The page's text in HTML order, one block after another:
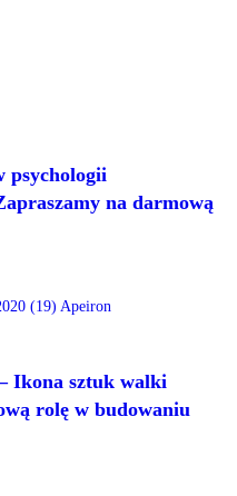
psychologii
na darmową
Ikona sztuk walki
rolę w budowaniu